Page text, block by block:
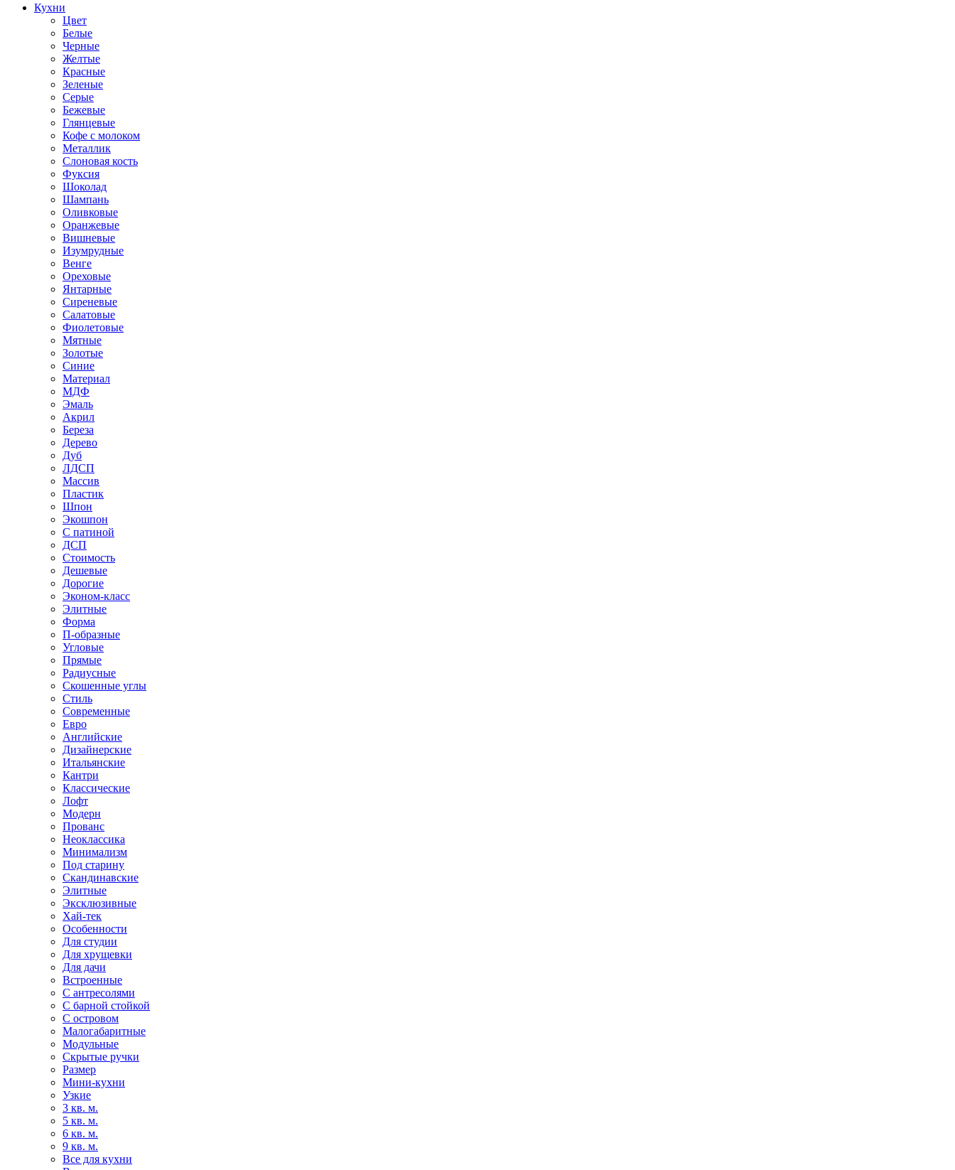
Кухни
Цвет
Белые
Черные
Желтые
Красные
Зеленые
Серые
Бежевые
Глянцевые
Кофе с молоком
Металлик
Слоновая кость
Фуксия
Шоколад
Шампань
Оливковые
Оранжевые
Вишневые
Изумрудные
Венге
Ореховые
Янтарные
Сиреневые
Салатовые
Фиолетовые
Мятные
Золотые
Синие
Материал
МДФ
Эмаль
Акрил
Береза
Дерево
Дуб
ЛДСП
Массив
Пластик
Шпон
Экошпон
С патиной
ДСП
Стоимость
Дешевые
Дорогие
Эконом-класс
Элитные
Форма
П-образные
Угловые
Прямые
Радиусные
Скошенные углы
Стиль
Современные
Евро
Английские
Дизайнерские
Итальянские
Кантри
Классические
Лофт
Модерн
Прованс
Неоклассика
Минимализм
Под старину
Скандинавские
Элитные
Эксклюзивные
Хай-тек
Особенности
Для студии
Для хрущевки
Для дачи
Встроенные
С антресолями
С барной стойкой
С островом
Малогабаритные
Модульные
Скрытые ручки
Размер
Мини-кухни
Узкие
3 кв. м.
5 кв. м.
6 кв. м.
9 кв. м.
Все для кухни